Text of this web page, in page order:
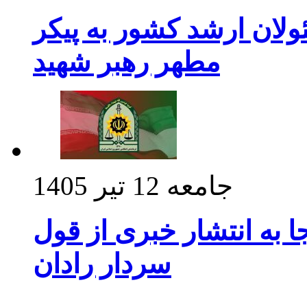
ارشد کشور به پیکر
مطهر رهبر شهید
جامعه 12 تیر 1405
به انتشار خبری از قول
سردار رادان